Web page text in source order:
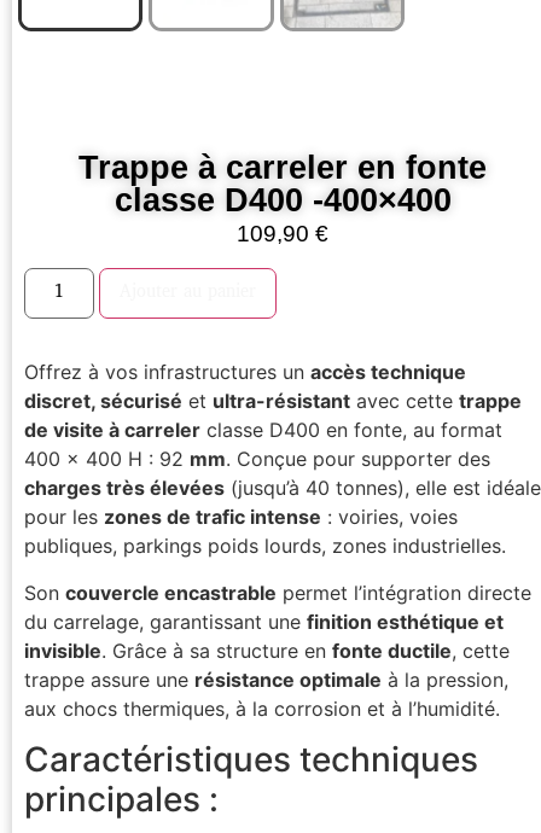
Trappe à carreler en fonte
classe D400 -400×400
109,90 €
Offrez à vos infrastructures un accès technique
discret, sécurisé et ultra-résistant avec cette trappe
de visite à carreler classe D400 en fonte, au format
400 x 400 H : 92 mm. Conçue pour supporter des
charges très élevées (jusqu’à 40 tonnes), elle est idéale
pour les zones de trafic intense : voiries, voies
publiques, parkings poids lourds, zones industrielles.
Son couvercle encastrable permet l’intégration directe
du carrelage, garantissant une finition esthétique et
invisible. Grâce à sa structure en fonte ductile, cette
trappe assure une résistance optimale à la pression,
aux chocs thermiques, à la corrosion et à l’humidité.
Caractéristiques techniques
principales :